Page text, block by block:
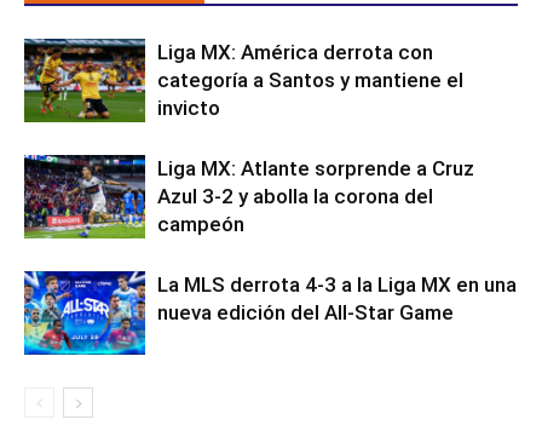
Liga MX: América derrota con
categoría a Santos y mantiene el
invicto
Liga MX: Atlante sorprende a Cruz
Azul 3-2 y abolla la corona del
campeón
La MLS derrota 4-3 a la Liga MX en una
nueva edición del All-Star Game